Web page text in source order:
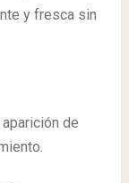
y fresca sin
de